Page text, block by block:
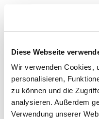
Diese Webseite
Wir verwenden Cookies,
personalisieren,
zu können und die
analysieren. Außerdem
Verwendung unserer
Zur Krankenhaus-